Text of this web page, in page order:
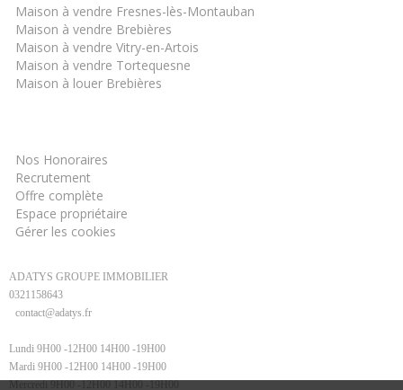
Maison à vendre Fresnes-lès-Montauban
Maison à vendre Brebières
Maison à vendre Vitry-en-Artois
Maison à vendre Tortequesne
Maison à louer Brebières
Nos Honoraires
Recrutement
Offre complète
Espace propriétaire
Gérer les cookies
ADATYS GROUPE IMMOBILIER
0321158643
contact@adatys.fr
Lundi 9H00 -12H00 14H00 -19H00
Mardi 9H00 -12H00 14H00 -19H00